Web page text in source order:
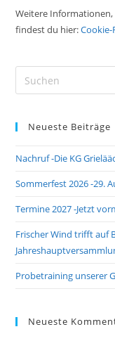
Weitere Informationen,
findest du hier:
Neueste Beiträge
Nachruf -Die KG
Sommerfest 2026 -29.
Termine 2027 -Jetzt
Frischer Wind trifft auf
Probetraining unserer
Neueste